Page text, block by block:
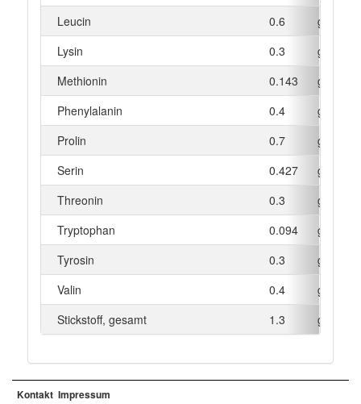
Leucin
0.6
g
Lysin
0.3
g
Methionin
0.143
g
Phenylalanin
0.4
g
Prolin
0.7
g
Serin
0.427
g
Threonin
0.3
g
Tryptophan
0.094
g
Tyrosin
0.3
g
Valin
0.4
g
Stickstoff, gesamt
1.3 g
Kontakt Impressum